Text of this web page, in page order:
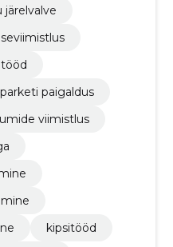
järelvalve
parketi paigaldus
viimistlus
kipsitööd